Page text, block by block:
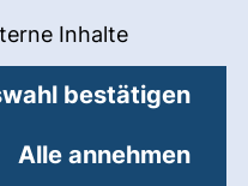
Cookies akzeptieren
Inhalte: Externe
bestätigen
Alle annehmen